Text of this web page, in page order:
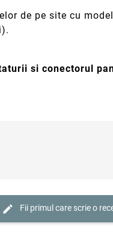
de pe site cu
si conectorul
Fii primul care scrie o